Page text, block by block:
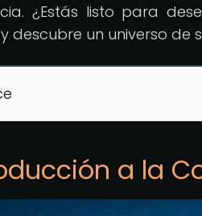
¿Estás listo para
descubre un universo de
a la